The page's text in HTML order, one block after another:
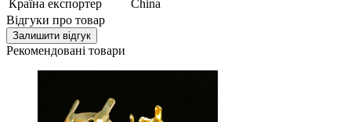
Країна експортер
China
Відгуки про товар
Залишити відгук
Рекомендовані товари